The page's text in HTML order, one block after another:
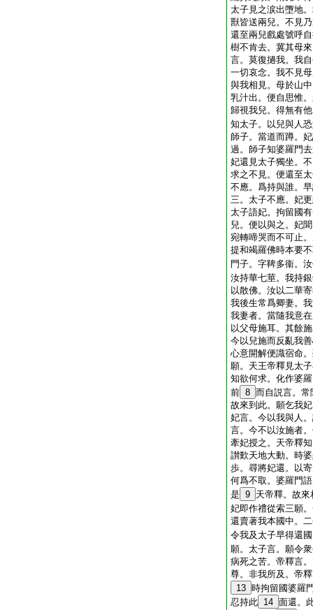
太子見之涙出墮地
獸皆送兩兒。不見
還至兩兒戲處號呼
樹不肯去。冀其母
言。莫復撾我。我
一切哀念。我不見
與我相見。母於山
乳汁出。便自思惟
歸視我兒。得無有
知太子。以兒與人
師子。當道而蹲。
過。師子知婆羅門
妃還見太子獨坐。
求之不見。便還至
不應。爲持與誰。
三。太子不應。妃
太子語妃。拘留國
兒。便以與之。妃
宛轉啼哭而不可止
提和竭羅佛時本要
門子。字鞞多衞。
汝持華七莖。我持
以散佛。汝以二華
我後生常爲卿妻。
我妻者。當隨我意
以父母施耳。其餘
今以兒施而反亂我
心意開解便識宿命
願。天王帝釋見太
知欲何求。化作婆
前 8 而自説言。常
故來到此。願乞我
妃言。今以我與人
言。今不以汝施者
牽妃授之。天帝釋
讃歎天地大動。時
歩。尋將妃還。以
何爲不取。婆羅門
是 9 天帝釋。故
妃即作禮從索三願
還賣著我本國中。
令我及太子早得還
願。太子言。願令
病死之苦。帝釋言
尊。非我所及。帝
13 時拘留國婆羅
忍持此 14 面還。